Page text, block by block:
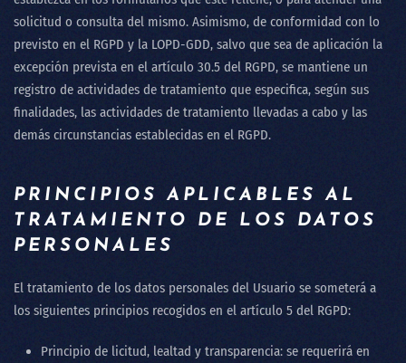
solicitud o consulta del mismo. Asimismo, de conformidad con lo
previsto en el RGPD y la LOPD-GDD, salvo que sea de aplicación la
excepción prevista en el artículo 30.5 del RGPD, se mantiene un
registro de actividades de tratamiento que especifica, según sus
finalidades, las actividades de tratamiento llevadas a cabo y las
demás circunstancias establecidas en el RGPD.
PRINCIPIOS APLICABLES AL
TRATAMIENTO DE LOS DATOS
PERSONALES
El tratamiento de los datos personales del Usuario se someterá a
los siguientes principios recogidos en el artículo 5 del RGPD:
Principio de licitud, lealtad y transparencia: se requerirá en